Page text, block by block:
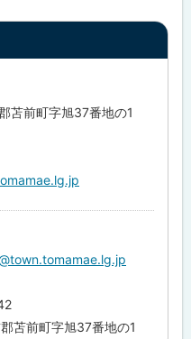
苫前町字旭37番地の1
苫前町字旭37番地の1